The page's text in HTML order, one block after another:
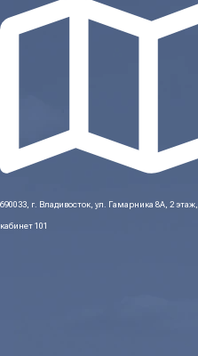
690033, г. Владивосток, ул. Гамарника 8А, 2 этаж,
кабинет 101